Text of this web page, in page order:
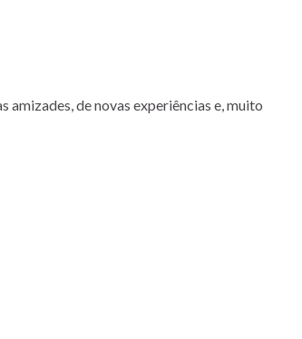
amizades, de novas experiências e, muito